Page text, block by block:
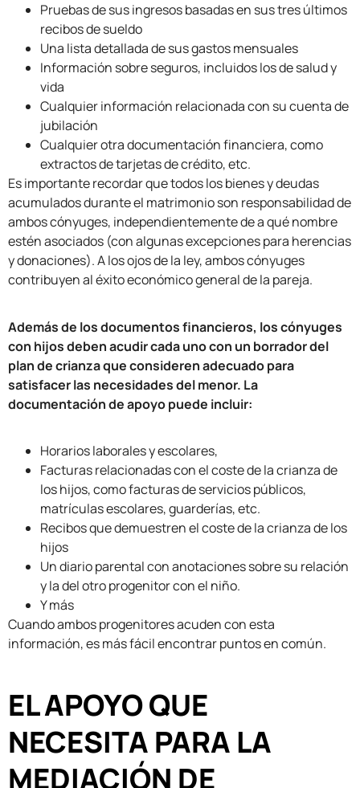
Pruebas de sus ingresos basadas en sus tres últimos
recibos de sueldo
Una lista detallada de sus gastos mensuales
Información sobre seguros, incluidos los de salud y
vida
Cualquier información relacionada con su cuenta de
jubilación
Cualquier otra documentación financiera, como
extractos de tarjetas de crédito, etc.
Es importante recordar que todos los bienes y deudas
acumulados durante el matrimonio son responsabilidad de
ambos cónyuges, independientemente de a qué nombre
estén asociados (con algunas excepciones para herencias
y donaciones). A los ojos de la ley, ambos cónyuges
contribuyen al éxito económico general de la pareja.
Además de los documentos financieros, los cónyuges
con hijos deben acudir cada uno con un borrador del
plan de crianza que consideren adecuado para
satisfacer las necesidades del menor. La
documentación de apoyo puede incluir:
Horarios laborales y escolares,
Facturas relacionadas con el coste de la crianza de
los hijos, como facturas de servicios públicos,
matrículas escolares, guarderías, etc.
Recibos que demuestren el coste de la crianza de los
hijos
Un diario parental con anotaciones sobre su relación
y la del otro progenitor con el niño.
Y más
Cuando ambos progenitores acuden con esta
información, es más fácil encontrar puntos en común.
EL APOYO QUE
NECESITA PARA LA
MEDIACIÓN DE